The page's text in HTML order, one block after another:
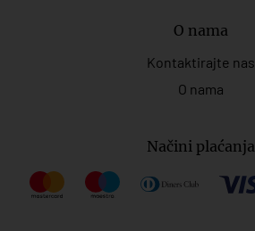
O nama
Kontaktirajte nas
O nama
Načini plaćanja